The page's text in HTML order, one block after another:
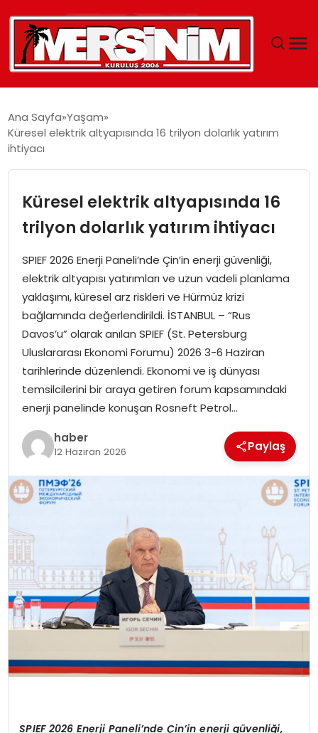
YAŞAM
EĞITIM
SPOR
EKONOMI
MAGAZIN
DÜNYA
OTOMOBIL
Ana Sayfa Yaşam
Küresel elektrik altyapısında 16 trilyon dolarlık yatırım
ihtiyacı
Küresel elektrik altyapısında 16
trilyon dolarlık yatırım ihtiyacı
SPIEF 2026 Enerji Paneli’nde Çin’in enerji güvenliği,
elektrik altyapısı yatırımları ve uzun vadeli planlama
yaklaşımı, küresel arz riskleri ve Hürmüz krizi
bağlamında değerlendirildi. İSTANBUL – “Rus
Davos’u” olarak anılan SPIEF (St. Petersburg
Uluslararası Ekonomi Forumu) 2026 3-6 Haziran
tarihlerinde düzenlendi. Ekonomi ve iş dünyası
temsilcilerini bir araya getiren forum kapsamındaki
enerji panelinde konuşan Rosneft Petrol…
haber
12 Haziran 2026 Paylaş
SPIEF 2026 Enerji Paneli’nde Çin’in enerji güvenliği,